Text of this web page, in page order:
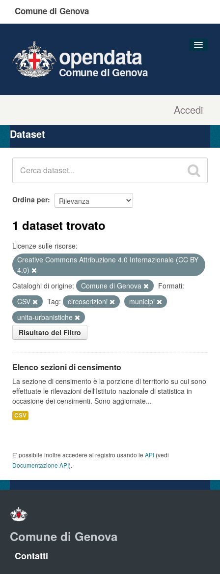
Comune di Genova
Accedi
opendata
Comune di Genova
Organizzazioni
Gruppi
Dataset
Ordina per
1 dataset trovato
Licenze sulle risorse:
Creative Commons Attribuzione 4.0 Internazionale (CC BY
4.0)
Cataloghi di origine:
Comune di Genova
Formati:
CSV
Tag: circoscrizioni
municipi
unita-urbanistiche
Risultato del Filtro
Elenco sezioni di censimento
La sezione di censimento è la porzione di territorio su cui sono
effettuate le rilevazioni dell'Istituto nazionale di statistica in
occasione dei censimenti. Sono aggiornate...
CSV
E' possibile inoltre accedere al registro usando le API (vedi
Documentazione API).
Comune di Genova
Contatti